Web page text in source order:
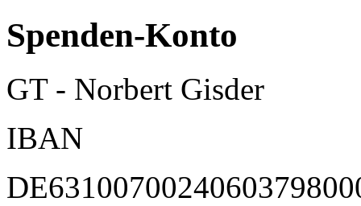
Spenden-Konto
GT - Norbert Gisder
IBAN